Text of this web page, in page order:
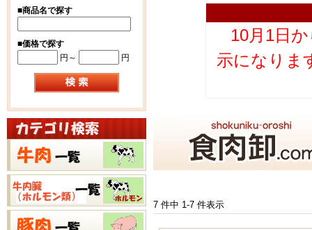
■商品名で探す
■価格で探す
円～
円
10月1日
示になりま
7 件中 1-7 件表示